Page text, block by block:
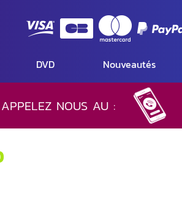
DVD Nouveautés
NOUS AU :